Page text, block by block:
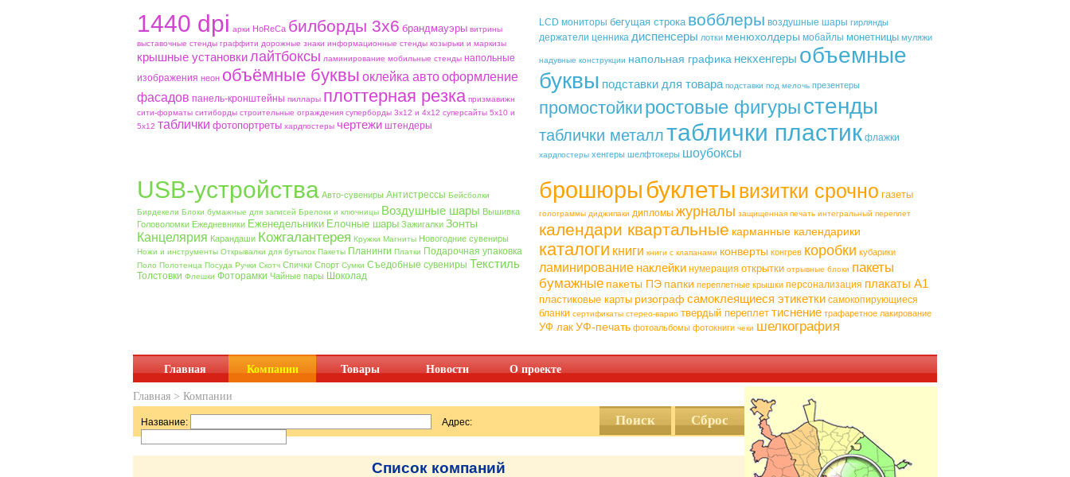
1440 dpi aрки HoReCa билборды 3х6 брандмауэры витрины
выставочные стенды граффити дорожные знаки информационные стенды козырьки и маркизы
крышные установкилайтбоксы ламинирование мобильные стенды напольные
изображения неон объёмные буквы оклейка автооформление
фасадов панель-кронштейны пиллары плоттерная резка призмавижн
сити-форматы ситиборды строительные ограждения суперборды 3х12 и 4х12 суперсайты 5х10 и
5х12 таблички фотопортреты хардпостеры чертежи штендеры
LCD мониторы бегущая строка вобблеры воздушные шары гирлянды
держатели ценника диспенсеры лотки менюхолдеры мобайлы монетницы муляжи
надувные конструкции напольная графика некхенгеры объемные
буквы подставки для товара подставки под мелочь презентеры
промостойки ростовые фигурыстенды
таблички металлтаблички пластик флажки
хардпостеры хенгеры шелфтокеры шоубоксы
USB-устройства Авто-сувениры Антистрессы Бейсболки
Бирдекели Блоки бумажные для записей Брелоки и ключницы Воздушные шары Вышивка
Головоломки Ежедневники Еженедельники Елочные шары Зажигалки Зонты
Канцелярия Карандаши Кожгалантерея Кружки Магниты Новогодние сувениры
Ножи и инструменты Открывалки для бутылок Пакеты Планинги Платки Подарочная упаковка
Поло Полотенца Посуда Ручки Скотч Спички Спорт Сумки Съедобные сувениры Текстиль
Толстовки Флешки Фоторамки Чайные пары Шоколад
брошюрыбуклеты визитки срочно газеты
голограммы диджипаки дипломы журналы защищенная печать интегральный переплет
календари квартальные карманные календарики
каталоги книги книги с клапанами конверты конгрев коробки кубарики
ламинирование наклейки нумерация открытки отрывные блоки пакеты
бумажные пакеты ПЭ папки переплетные крышки персонализация плакаты А1
пластиковые карты ризограф самоклеящиеся этикетки самокопирующиеся
бланки сертификаты стерео-варио твердый переплет тиснение трафаретное лакирование
УФ лак УФ-печать фотоальбомы фотокниги чеки шелкография
Главная Компании Товары Новости О проекте
Главная > Компании
Название: Адрес:
Список компаний